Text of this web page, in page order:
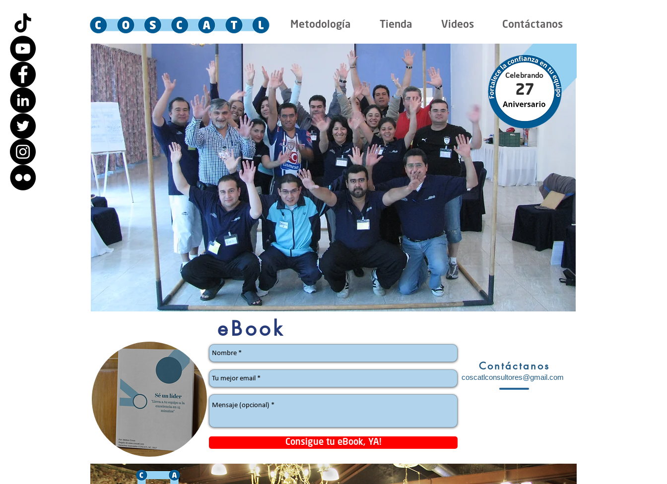
Metodología Tienda Videos Contáctanos
27
Celebrando
eBook
Consigue tu eBook, YA!
Contáctanos
coscatlconsultores@gmail.com